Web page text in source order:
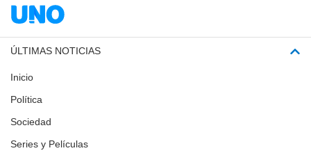
ÚLTIMAS NOTICIAS
Inicio
Política
Sociedad
Series y Películas